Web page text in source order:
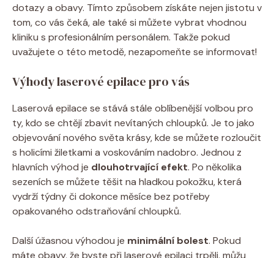
dotazy a obavy. Tímto způsobem získáte nejen jistotu v
tom, co vás čeká, ale také si můžete vybrat vhodnou
kliniku s profesionálním personálem. Takže pokud
uvažujete o této metodě, nezapomeňte se informovat!
Výhody laserové epilace pro vás
Laserová epilace se stává stále oblíbenější volbou pro
ty, kdo se chtějí zbavit nevítaných chloupků. Je to jako
objevování nového světa krásy, kde se můžete rozloučit
s holicími žiletkami a voskováním nadobro. Jednou z
hlavních výhod je dlouhotrvající efekt. Po několika
sezeních se můžete těšit na hladkou pokožku, která
vydrží týdny či dokonce měsíce bez potřeby
opakovaného odstraňování chloupků.
Další úžasnou výhodou je minimální bolest. Pokud
máte obavy, že byste při laserové epilaci trpěli, můžu